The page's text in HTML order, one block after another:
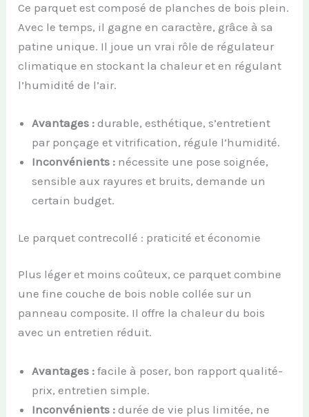
Ce parquet est composé de planches de bois plein.
Avec le temps, il gagne en caractère, grâce à sa
patine unique. Il joue un vrai rôle de régulateur
climatique en stockant la chaleur et en régulant
l’humidité de l’air.
Avantages : durable, esthétique, s’entretient
par ponçage et vitrification, régule l’humidité.
Inconvénients : nécessite une pose soignée,
sensible aux rayures et bruits, demande un
certain budget.
Le parquet contrecollé : praticité et économie
Plus léger et moins coûteux, ce parquet combine
une fine couche de bois noble collée sur un
panneau composite. Il offre la chaleur du bois
avec un entretien réduit.
Avantages : facile à poser, bon rapport qualité-
prix, entretien simple.
Inconvénients : durée de vie plus limitée, ne